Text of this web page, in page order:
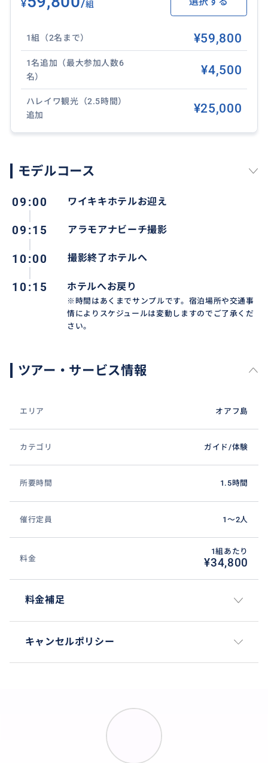
はご遠慮ください。（ウェディングフォトと誤解され
い。）
・荷物はご自身で管理できる範囲内で、大事なものは
お持ちにならないでください。
かりはできません。
・所持品の紛失等には十分ご注意ください、こちらで
の保証はできませんのでご了承ください。
案を当日ご提案いたします。
・飛行機の遅延や欠航を考慮し、到着日のご予約は避
・入場料など別途料金が発生する場合はお客様のご負
担となります。
¥ 組
1組（2名まで） ¥59,800
1名追加（最大参加人数6
名）
¥4,500
ハレイワ観光（2.5時間）
追加
¥25,000
モデルコース
09:00 ワイキキホテルお迎え
09:15 アラモアナビーチ撮影
10:00 撮影終了ホテルへ
10:15 ホテルへお戻り
※時間はあくまでサンプルです。宿泊場所や交通事
情によりスケジュールは変動しますのでご了承くだ
さい。
ツアー・サービス情報
エリア オアフ島
カテゴリ ガイド/体験
所要時間 1.5時間
催行定員 1〜2人
料金
1組あたり
¥34,800
料金補足
キャンセルポリシー